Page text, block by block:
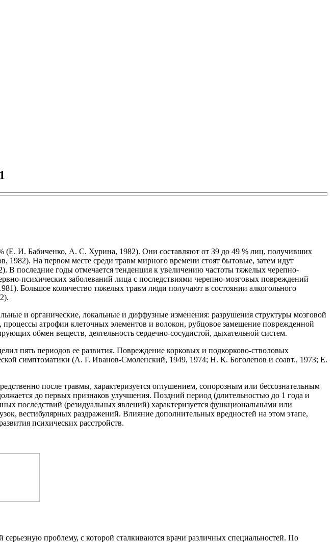
(Е. И. Бабиченко, А. С. Хурина, 1982). Они составляют от 39 до 49 % лиц, получивших
На первом месте среди травм мирного времени стоят бытовые, затем идут
последние годы отмечается тенденция к увеличению частоты тяжелых черепно-
психических заболеваний лица с последствиями черепно-мозговых повреждений
Большое количество тяжелых травм люди получают в состоянии алкогольного
и органические, локальные и диффузные изменения: разрушения структуры мозговой
атрофии клеточных элементов и волокон, рубцовое замещение поврежденной
обмен веществ, деятельность сердечно-сосудистой, дыхательной систем.
пять периодов ее развития. Повреждение корковых и подкорково-стволовых
симптоматики (А. Г. Иванов-Смоленский, 1949, 1974; Н. К. Боголепов и соавт., 1973; Е.
после травмы, характеризуется оглушением, сопорозным или бессознательным
до первых признаков улучшения. Поздний период (длительностью до 1 года и
последствий (резидуальных явлений) характеризуется функциональными или
вестибулярных раздражений. Влияние дополнительных вредностей на этом этапе,
психических расстройств.
проблему, с которой сталкиваются врачи различных специальностей. По